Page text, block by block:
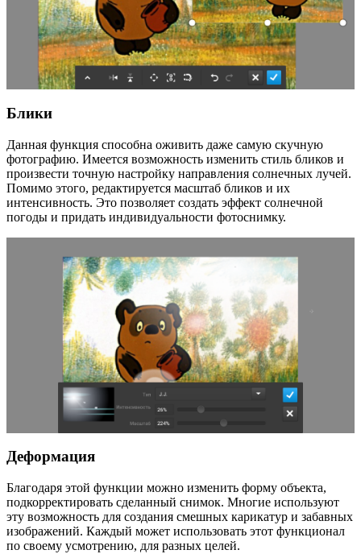
Блики
Данная функция способна оживить даже самую скучную
фотографию. Имеется возможность изменить стиль бликов и
произвести точную настройку направления солнечных лучей.
Помимо этого, редактируется масштаб бликов и их
интенсивность. Это позволяет создать эффект солнечной
погоды и придать индивидуальности фотоснимку.
Деформация
Благодаря этой функции можно изменить форму объекта,
подкорректировать сделанный снимок. Многие используют
эту возможность для создания смешных карикатур и забавных
изображений. Каждый может использовать этот функционал
по своему усмотрению, для разных целей.